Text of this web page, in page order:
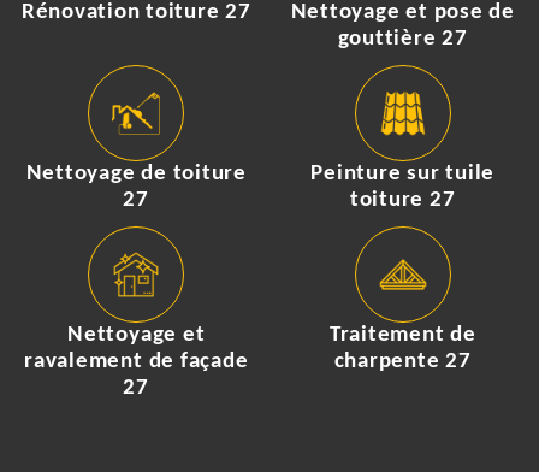
Rénovation toiture 27
Nettoyage et pose de
gouttière 27
Nettoyage de toiture
27
Peinture sur tuile
toiture 27
Nettoyage et
ravalement de façade
27
Traitement de
charpente 27